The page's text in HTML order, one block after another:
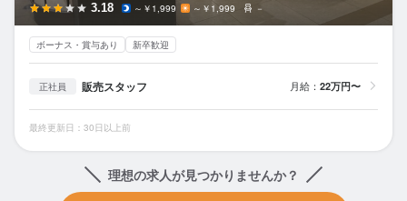
3.18 ～￥1,999 ～￥1,999 －
ボーナス・賞与あり 新卒歓迎
正社員 販売スタッフ 月給： 22万円〜
最終更新日：30日以上前
理想の求人が見つかりませんか？